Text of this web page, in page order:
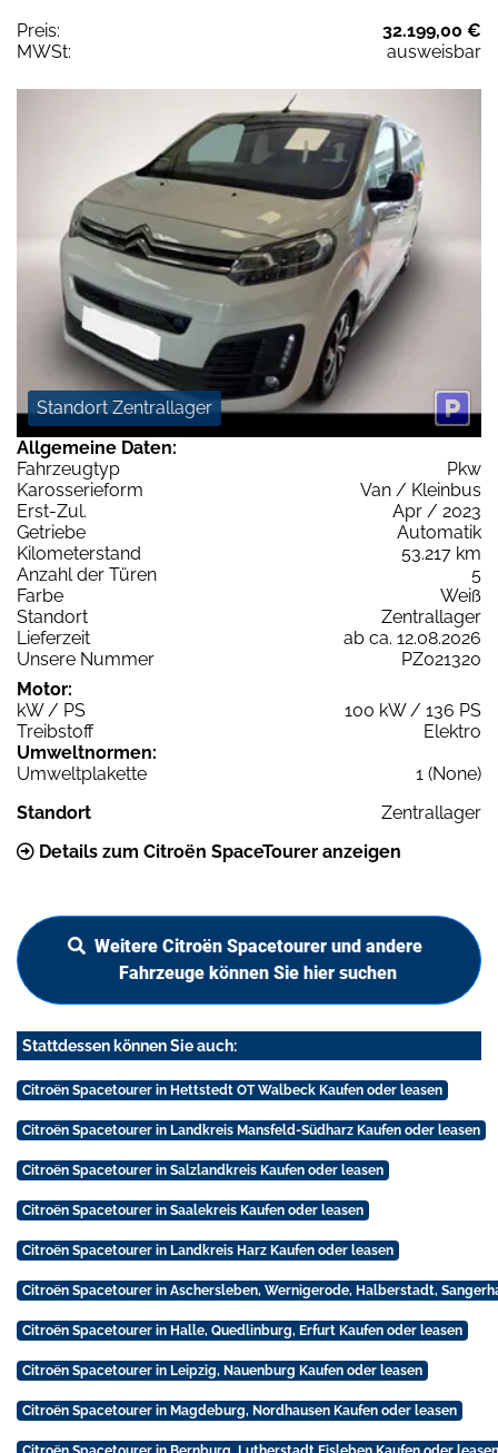
Preis:
32.199,00 €
MWSt:
ausweisbar
Standort Zentrallager
Allgemeine Daten:
Fahrzeugtyp
Pkw
Karosserieform
Van / Kleinbus
Erst-Zul.
Apr / 2023
Getriebe
Automatik
Kilometerstand
53.217 km
Anzahl der Türen
5
Farbe
Weiß
Standort
Zentrallager
Lieferzeit
ab ca. 12.08.2026
Unsere Nummer
PZ021320
Motor:
kW / PS
100 kW / 136 PS
Treibstoff
Elektro
Umweltnormen:
Umweltplakette
1 (None)
Standort
Zentrallager
Details zum Citroën SpaceTourer anzeigen
Weitere Citroën Spacetourer und andere
Fahrzeuge können Sie hier suchen
Stattdessen können Sie auch:
Citroën Spacetourer in Hettstedt OT Walbeck Kaufen oder leasen
Citroën Spacetourer in Landkreis Mansfeld-Südharz Kaufen oder leasen
Citroën Spacetourer in Salzlandkreis Kaufen oder leasen
Citroën Spacetourer in Saalekreis Kaufen oder leasen
Citroën Spacetourer in Landkreis Harz Kaufen oder leasen
Citroën Spacetourer in Aschersleben, Wernigerode, Halberstadt,
Citroën Spacetourer in Halle, Quedlinburg, Erfurt Kaufen oder leasen
Citroën Spacetourer in Leipzig, Nauenburg Kaufen oder leasen
Citroën Spacetourer in Magdeburg, Nordhausen Kaufen oder leasen